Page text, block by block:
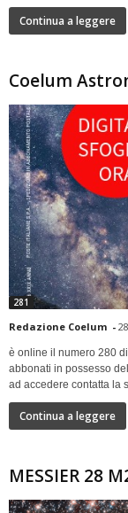
Continua a leggere
Coelum
281
Redazione Coelum -
è online il numero 280
abbonati in possesso
ad accedere contatta la
Continua a leggere
MESSIER 28